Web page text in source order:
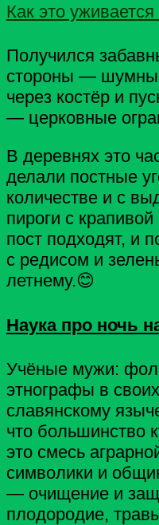
Как это
Получился
стороны —
через костёр и
— церковные
В деревнях это
делали постные
количестве и с
пироги с
пост подходят, и
с редисом и
летнему.😊
Наука про ночь
Учёные мужи:
этнографы в
славянскому
что большинство
это смесь
символики и
— очищение и
плодородие,